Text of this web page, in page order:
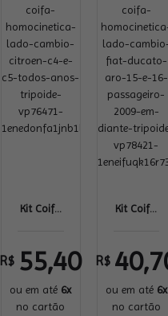
Kit Coif...
R$ 55,40
ou em até 6x
no cartão
Kit Coif...
R$
ou em até 6x
no cartão